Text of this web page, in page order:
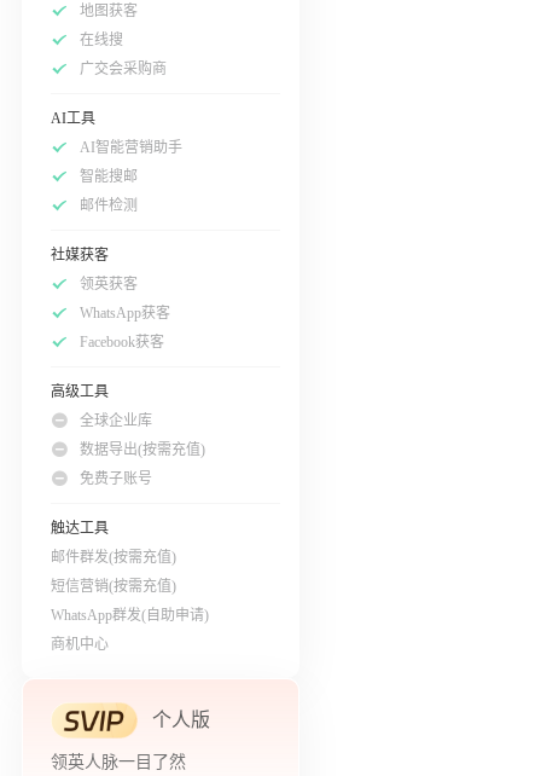
地图获客
在线搜
广交会采购商
AI工具
AI智能营销助手
智能搜邮
邮件检测
社媒获客
领英获客
WhatsApp获客
Facebook获客
高级工具
全球企业库
数据导出(按需充值)
免费子账号
触达工具
邮件群发(按需充值)
短信营销(按需充值)
WhatsApp群发(自助申请)
商机中心
个人版
领英人脉一目了然